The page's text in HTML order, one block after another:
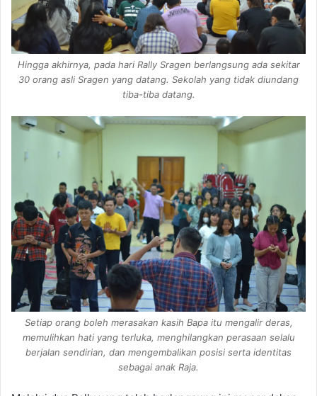
Hingga akhirnya, pada hari Rally Sragen berlangsung ada sekitar
30 orang asli Sragen yang datang. Sekolah yang tidak diundang
tiba-tiba datang.
Setiap orang boleh merasakan kasih Bapa itu mengalir deras,
memulihkan hati yang terluka, menghilangkan perasaan selalu
berjalan sendirian, dan mengembalikan posisi serta identitas
sebagai anak Raja.